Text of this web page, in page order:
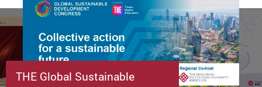
THE Global Sustainable